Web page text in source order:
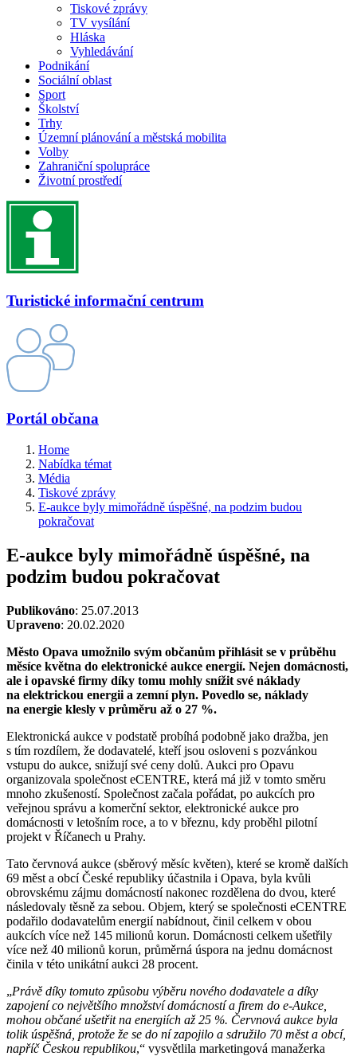
Tiskové zprávy
TV vysílání
Hláska
Vyhledávání
Podnikání
Sociální oblast
Sport
Školství
Trhy
Územní plánování a městská mobilita
Volby
Zahraniční spolupráce
Životní prostředí
Turistické informační centrum
Portál občana
Home
Nabídka témat
Média
Tiskové zprávy
E-aukce byly mimořádně úspěšné, na podzim budou
pokračovat
E-aukce byly mimořádně úspěšné, na
podzim budou pokračovat
Publikováno: 25.07.2013
Upraveno: 20.02.2020
Město Opava umožnilo svým občanům přihlásit se v průběhu
měsíce května do elektronické aukce energií. Nejen domácnosti,
ale i opavské firmy díky tomu mohly snížit své náklady
na elektrickou energii a zemní plyn. Povedlo se, náklady
na energie klesly v průměru až o 27 %.
Elektronická aukce v podstatě probíhá podobně jako dražba, jen
s tím rozdílem, že dodavatelé, kteří jsou osloveni s pozvánkou
vstupu do aukce, snižují své ceny dolů. Aukci pro Opavu
organizovala společnost eCENTRE, která má již v tomto směru
mnoho zkušeností. Společnost začala pořádat, po aukcích pro
veřejnou správu a komerční sektor, elektronické aukce pro
domácnosti v letošním roce, a to v březnu, kdy proběhl pilotní
projekt v Říčanech u Prahy.
Tato červnová aukce (sběrový měsíc květen), které se kromě dalších
69 měst a obcí České republiky účastnila i Opava, byla kvůli
obrovskému zájmu domácností nakonec rozdělena do dvou, které
následovaly těsně za sebou. Objem, který se společnosti eCENTRE
podařilo dodavatelům energií nabídnout, činil celkem v obou
aukcích více než 145 milionů korun. Domácnosti celkem ušetřily
více než 40 milionů korun, průměrná úspora na jednu domácnost
činila v této unikátní aukci 28 procent.
„Právě díky tomuto způsobu výběru nového dodavatele a díky
zapojení co největšího množství domácností a firem do e-Aukce,
mohou občané ušetřit na energiích až 25 %. Červnová aukce byla
tolik úspěšná, protože že se do ní zapojilo a sdružilo 70 měst a obcí,
napříč Českou republikou,“ vysvětlila marketingová manažerka